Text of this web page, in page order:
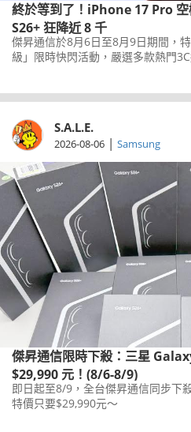
終於等到了！iPhone 17 Pro
S26+ 狂降近 8 千
傑昇通信於8月6日至8月9日期間，
級」限時快閃活動，嚴選多款熱門
S.A.L.E.
2026-08-06 | Samsung
傑昇通信限時下殺：三星
$29,990 元！(8/6-8/9)
即日起至8/9，全台傑昇通信同步下
特價只要$29,990元～